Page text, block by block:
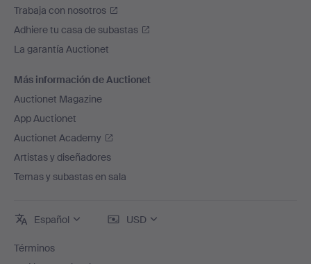
Trabaja con nosotros
Adhiere tu casa de subastas
La garantía Auctionet
Más información de Auctionet
Auctionet Magazine
App Auctionet
Auctionet Academy
Artistas y diseñadores
Temas y subastas en sala
Español USD
Términos